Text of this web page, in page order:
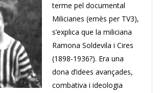
terme pel documental
Milicianes (emès per TV3),
s’explica que la miliciana
Ramona Soldevila i Cires
(1898-1936?). Era una
dona d’idees avançades,
combativa i ideologia